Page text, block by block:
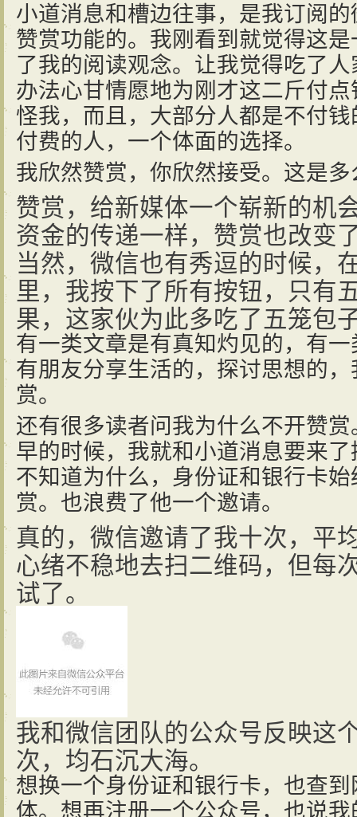
小道消息和槽边往事，是我订阅
赞赏功能的。我刚看到就觉得这
了我的阅读观念。让我觉得吃了
办法心甘情愿地为刚才这二斤付
怪我，而且，大部分人都是不付
付费的人，一个体面的选择。
我欣然赞赏，你欣然接受。这是
赞赏，给新媒体一个崭新的机
资金的传递一样，赞赏也改变
当然，微信也有秀逗的时候，
里，我按下了所有按钮，只有
果，这家伙为此多吃了五笼包
有一类文章是有真知灼见的，有
有朋友分享生活的，探讨思想的
赏。
还有很多读者问我为什么不开赞
早的时候，我就和小道消息要来
不知道为什么，身份证和银行卡
赏。也浪费了他一个邀请。
真的，微信邀请了我十次，平
心绪不稳地去扫二维码，但每
试了。
我和微信团队的公众号反映这
次，均石沉大海。
想换一个身份证和银行卡，也查
体。想再注册一个公众号，也说